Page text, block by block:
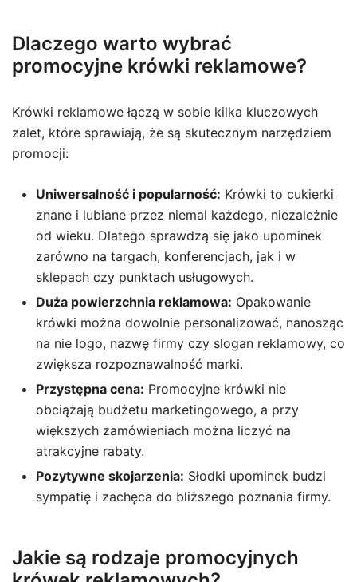
Dlaczego warto wybrać
promocyjne krówki reklamowe?
Krówki reklamowe łączą w sobie kilka kluczowych
zalet, które sprawiają, że są skutecznym narzędziem
promocji:
Uniwersalność i popularność: Krówki to cukierki
znane i lubiane przez niemal każdego, niezależnie
od wieku. Dlatego sprawdzą się jako upominek
zarówno na targach, konferencjach, jak i w
sklepach czy punktach usługowych.
Duża powierzchnia reklamowa: Opakowanie
krówki można dowolnie personalizować, nanosząc
na nie logo, nazwę firmy czy slogan reklamowy, co
zwiększa rozpoznawalność marki.
Przystępna cena: Promocyjne krówki nie
obciążają budżetu marketingowego, a przy
większych zamówieniach można liczyć na
atrakcyjne rabaty.
Pozytywne skojarzenia: Słodki upominek budzi
sympatię i zachęca do bliższego poznania firmy.
Jakie są rodzaje promocyjnych